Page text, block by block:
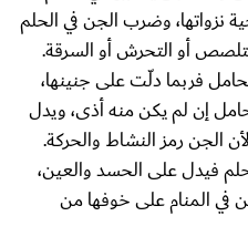
وضرب الجن في الحلم
أو التحرش أو السرقة.
فربما دلّت على جنينها،
إن لم يكن منه أذى، ويدل
الجن رمز النشاط والحركة.
فيدل على الحسد والعين،
في المنام على خوفها من